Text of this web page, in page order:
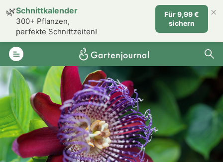
🌿Schnittkalender
300+ Pflanzen,
perfekte Schnittzeiten!
Für 9,99 €
sichern
×